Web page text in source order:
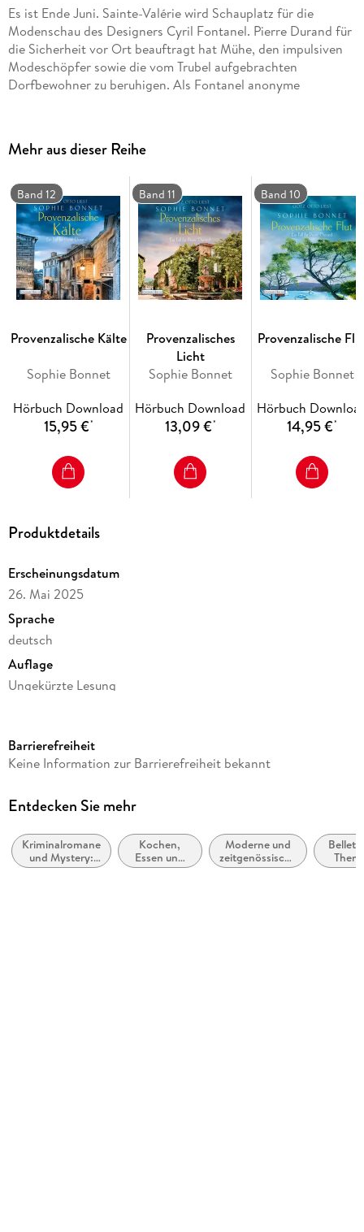
Es ist Ende Juni. Sainte-Valérie wird Schauplatz für die
Modenschau des Designers Cyril Fontanel. Pierre Durand für
die Sicherheit vor Ort beauftragt hat Mühe, den impulsiven
Modeschöpfer sowie die vom Trubel aufgebrachten
Dorfbewohner zu beruhigen. Als Fontanel anonyme
Informationen aus seiner Vergangenheit? Fest steht: Sainte-
Valérie darf nicht Kulisse eines Mordes werden! Die Suche
nach dem Täter führt Pierre nach Tarascon und zu einer
Toten, die mit allem in Verbindung zu stehen scheint.
Ungekürzte Lesung mit Götz Otto
11h 8min
Mehr aus dieser Reihe
Band 12
Provenzalische Kälte
Sophie Bonnet
Hörbuch Download
15,95 €*
Band 11
Provenzalisches
Licht
Sophie Bonnet
Hörbuch Download
13,09 €*
Band 10
Provenzalische
Sophie Bonnet
Hörbuch
14,95 €*
Produktdetails
Erscheinungsdatum
26. Mai 2025
Sprache
deutsch
Auflage
Ungekürzte Lesung
Dateigröße
Laufzeit
Reihe
Pierre Durand, 11
Barrierefreiheit
Keine Information zur Barrierefreiheit bekannt
Entdecken Sie mehr
Kriminalromane
und Mystery:
Cosy Mystery
Kochen,
Essen und
Trinken,
Moderne und
zeitgenössische
Belletristik: